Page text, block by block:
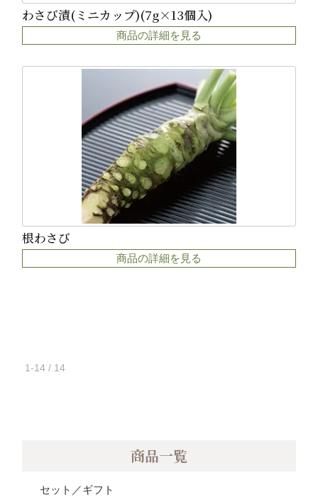
わさび漬(ミニカップ)(7g×13個入)
商品の詳細を見る
根わさび
商品の詳細を見る
1-14 / 14
商品一覧
セット／ギフト